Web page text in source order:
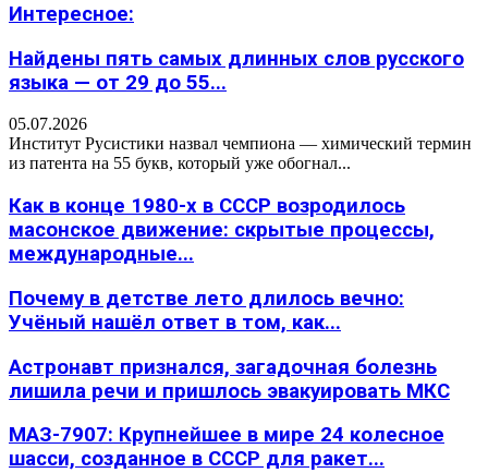
Интересное:
Найдены пять самых длинных слов русского
языка — от 29 до 55...
05.07.2026
Институт Русистики назвал чемпиона — химический термин
из патента на 55 букв, который уже обогнал...
Как в конце 1980-х в СССР возродилось
масонское движение: скрытые процессы,
международные...
Почему в детстве лето длилось вечно:
Учёный нашёл ответ в том, как...
Астронавт признался, загадочная болезнь
лишила речи и пришлось эвакуировать МКС
МАЗ-7907: Крупнейшее в мире 24 колесное
шасси, созданное в СССР для ракет...